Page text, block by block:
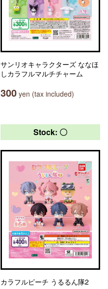
サンリオキャラクターズ ななほ
しカラフルマルチチャーム
300 yen (tax included)
Stock: 〇
カラフルピーチ うるるん隊2